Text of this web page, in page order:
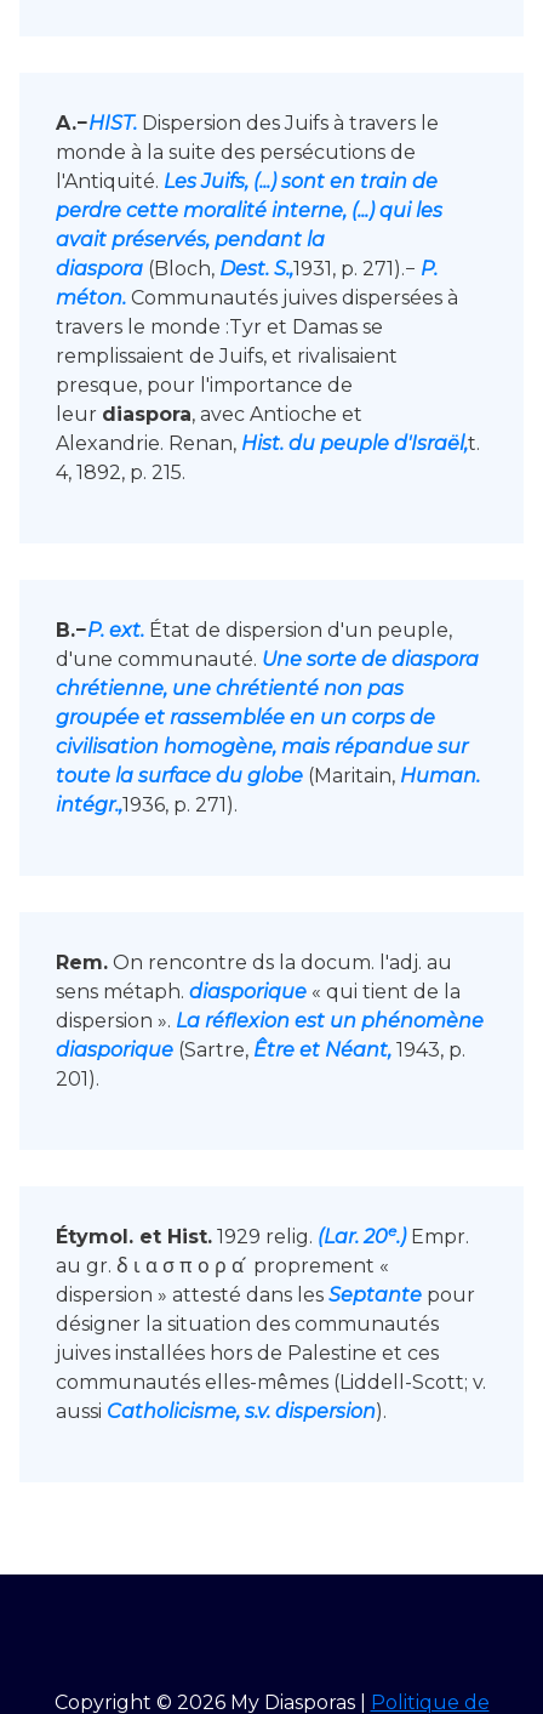
A.−HIST. Dispersion des Juifs à travers le
monde à la suite des persécutions de
l'Antiquité. Les Juifs, (...) sont en train de
perdre cette moralité interne, (...) qui les
avait préservés, pendant la
diaspora (Bloch, Dest. S.,1931, p. 271).− P.
méton. Communautés juives dispersées à
travers le monde :Tyr et Damas se
remplissaient de Juifs, et rivalisaient
presque, pour l'importance de
leur diaspora, avec Antioche et
Alexandrie. Renan, Hist. du peuple d'Israël,t.
4, 1892, p. 215.
B.−P. ext. État de dispersion d'un peuple,
d'une communauté. Une sorte de diaspora
chrétienne, une chrétienté non pas
groupée et rassemblée en un corps de
civilisation homogène, mais répandue sur
toute la surface du globe (Maritain, Human.
intégr.,1936, p. 271).
Rem. On rencontre ds la docum. l'adj. au
sens métaph. diasporique « qui tient de la
dispersion ». La réflexion est un phénomène
diasporique (Sartre, Être et Néant, 1943, p.
201).
Étymol. et Hist. 1929 relig. (Lar. 20e.)Empr.
au gr. δ ι α σ π ο ρ α ́ proprement «
dispersion » attesté dans les Septante pour
désigner la situation des communautés
juives installées hors de Palestine et ces
communautés elles-mêmes (Liddell-Scott; v.
aussi Catholicisme, s.v. dispersion).
Copyright © 2026 My Diasporas | Politique de